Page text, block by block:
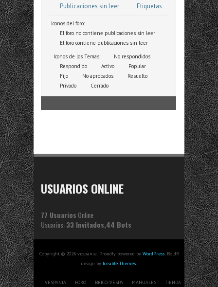
Publicaciones sin leer
Etiquetas
Iconos del foro:
El foro no contiene publicaciones sin leer
El foro contiene publicaciones sin leer
Iconos de los Temas:
No respondidos
Respondido
Activo
Popular
Fijo
No aprobados
Resuelto
Privado
Cerrado
USUARIOS ONLINE
77 Usuarios Online
Usuarios:33 Invitados,44 Bots
Copyright © 2026 vespania. Proudly powered by WordPress. BoldR
design by Iceable Themes.
VESPANIA FORO BRICO-VESPA MANUALES TIENDA